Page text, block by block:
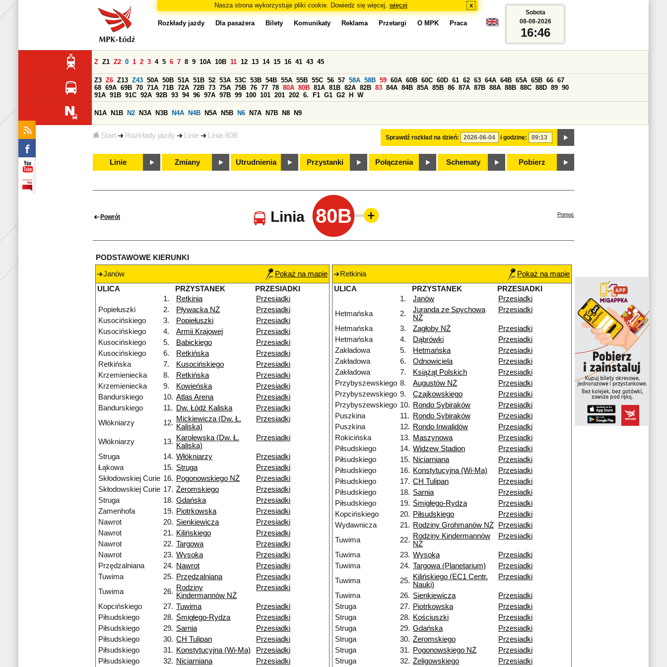
Nasza strona wykorzystuje pliki cookie. Dowiedz się więcej. więcej x
Start Rozkłady jazdy Linie Linia 80B
Rozkłady jazdy Dla pasażera Bilety Komunikaty Reklama Przetargi O MPK Praca
Sprawdź rozkład na dzień: i godzinę:
Z Z1 Z2 0 1 2 3 4 5 6 7 8 9 10A 10B 11 12 13 14 15 16 41 43 45
Z3 Z6 Z13 Z43 50A 50B 51A 51B 52 53A 53C 53B 54B 55A 55B 55C 56 57 58A 58B 59 60A 60B 60C 60D 61 62 63 64A 64B 65A 65B 66 67
68 69A 69B 70 71A 71B 72A 72B 73 75A 75B 76 77 78 80A 80B 81A 81B 82A 82B 83 84A 84B 85A 85B 86 87A 87B 88A 88B 88C 88D 89 90
91A 91B 91C 92A 92B 93 94 96 97A 97B 99 100 101 201 202 6. F1 G1 G2 H W
N1A N1B N2 N3A N3B N4A N4B N5A N5B N6 N7A N7B N8 N9
Linie Zmiany Utrudnienia Przystanki Połączenia Schematy Pobierz
Sobota
08-08-2026
16:46
Powrót Linia 80B Pomoc
PODSTAWOWE KIERUNKI
Janów
Pokaż na mapie
ULICA
PRZYSTANEK
PRZESIADKI
1.
Retkinia
Przesiadki
Popiełuszki
2. Pływacka NŻ
Przesiadki
Kusocińskiego
3. Popiełuszki
Przesiadki
Kusocińskiego
4. Armii Krajowej
Przesiadki
Kusocińskiego
5. Babickiego
Przesiadki
Kusocińskiego
6. Retkińska
Przesiadki
Retkińska
7. Kusocińskiego
Przesiadki
Krzemieniecka
8. Retkińska
Przesiadki
Krzemieniecka
9. Kowieńska
Przesiadki
Bandurskiego
10. Atlas Arena
Przesiadki
Bandurskiego
11. Dw. Łódź Kaliska
Przesiadki
Włókniarzy
12. Mickiewicza (Dw. Ł.
Kaliska)
Przesiadki
Włókniarzy 13. Karolewska (Dw. Ł.
Kaliska)
Przesiadki
Struga 14. Włókniarzy
Przesiadki
Łąkowa
15. Struga
Przesiadki
Skłodowskiej Curie 16. Pogonowskiego NŻ
Przesiadki
Skłodowskiej Curie 17. Żeromskiego
Przesiadki
Struga
18. Gdańska
Przesiadki
Zamenhofa
19. Piotrkowska
Przesiadki
Nawrot
20. Sienkiewicza
Przesiadki
Nawrot
21. Kilińskiego
Przesiadki
Nawrot
22. Targowa
Przesiadki
Nawrot
23. Wysoka
Przesiadki
Przędzalniana
24. Nawrot
Przesiadki
Tuwima
25. Przędzalniana
Przesiadki
Tuwima
26. Rodziny
Kindermannów NŻ
Przesiadki
Kopcińskiego 27. Tuwima
Przesiadki
Piłsudskiego
28. Śmigłego-Rydza
Przesiadki
Piłsudskiego
29. Sarnia
Przesiadki
Piłsudskiego
30. CH Tulipan
Przesiadki
Piłsudskiego
31. Konstytucyjna (Wi-Ma)
Przesiadki
Piłsudskiego
32. Niciarniana Przesiadki
Retkinia
Pokaż na mapie
ULICA
PRZYSTANEK
PRZESIADKI
1.
Janów
Przesiadki
Hetmańska
2.
Juranda ze Spychowa
NŻ
Przesiadki
Hetmańska 3. Zagłoby NŻ
Przesiadki
Hetmańska
4. Dąbrówki
Przesiadki
Zakładowa
5. Hetmańska
Przesiadki
Zakładowa
6. Odnowiciela
Przesiadki
Zakładowa
7. Książąt Polskich
Przesiadki
Przybyszewskiego 8. Augustów NŻ
Przesiadki
Przybyszewskiego 9. Czajkowskiego
Przesiadki
Przybyszewskiego 10. Rondo Sybiraków
Przesiadki
Puszkina
11. Rondo Sybiraków
Przesiadki
Puszkina
12. Rondo Inwalidów
Przesiadki
Rokicińska
13. Maszynowa
Przesiadki
Piłsudskiego
14. Widzew Stadion
Przesiadki
Piłsudskiego
15. Niciarniana
Przesiadki
Piłsudskiego
16. Konstytucyjna (Wi-Ma)
Przesiadki
Piłsudskiego
17. CH Tulipan
Przesiadki
Piłsudskiego
18. Sarnia
Przesiadki
Piłsudskiego
19. Śmigłego-Rydza
Przesiadki
Kopcińskiego
20. Piłsudskiego
Przesiadki
Wydawnicza
21. Rodziny Grohmanów NŻ
Przesiadki
Tuwima
22. Rodziny Kindermannów
NŻ
Przesiadki
Tuwima 23. Wysoka
Przesiadki
Tuwima
24. Targowa (Planetarium)
Przesiadki
Tuwima
25. Kilińskiego (EC1 Centr.
Nauki)
Przesiadki
Tuwima 26. Sienkiewicza
Przesiadki
Struga
27. Piotrkowska
Przesiadki
Struga
28. Kościuszki
Przesiadki
Struga
29. Gdańska
Przesiadki
Struga
30. Żeromskiego
Przesiadki
Struga
31. Pogonowskiego NŻ
Przesiadki
Struga
32. Żeligowskiego Przesiadki